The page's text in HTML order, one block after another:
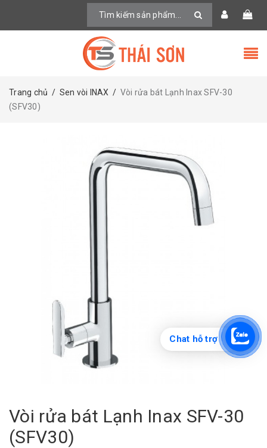
Trang chủ / Sen vòi INAX / Vòi rửa bát Lạnh Inax SFV-30
(SFV30)
Vòi rửa bát Lạnh Inax SFV-30
(SFV30)
Chat hỗ trợ